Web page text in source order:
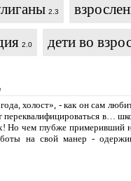
2.3
2.0 дети во
холост», - как он сам
переквалифицироваться в…
Но чем глубже примеривший
на свой манер -